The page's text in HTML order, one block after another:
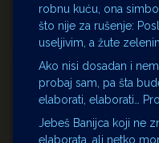
robnu kuću, ona
što nije za rušenje:
useljivim, a žute
Ako nisi dosadan i
probaj sam, pa šta
elaborati, elaborati…
Jebeš Banijca koji ne
elaborata, ali netko